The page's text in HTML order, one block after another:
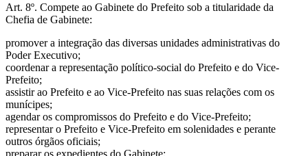
Art. 8º. Compete ao Gabinete do Prefeito sob a titularidade da
Chefia de Gabinete:
promover a integração das diversas unidades administrativas do
Poder Executivo;
coordenar a representação político-social do Prefeito e do Vice-
Prefeito;
assistir ao Prefeito e ao Vice-Prefeito nas suas relações com os
munícipes;
agendar os compromissos do Prefeito e do Vice-Prefeito;
representar o Prefeito e Vice-Prefeito em solenidades e perante
outros órgãos oficiais;
preparar os expedientes do Gabinete;